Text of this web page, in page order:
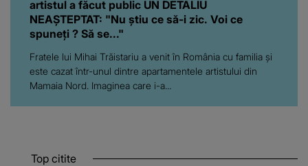
artistul a făcut public UN DETALIU
NEAȘTEPTAT: "Nu știu ce să-i zic. Voi ce
spuneți ? Să se..."
Fratele lui Mihai Trăistariu a venit în România cu familia și
este cazat într-unul dintre apartamentele artistului din
Mamaia Nord. Imaginea care i-a...
Top citite